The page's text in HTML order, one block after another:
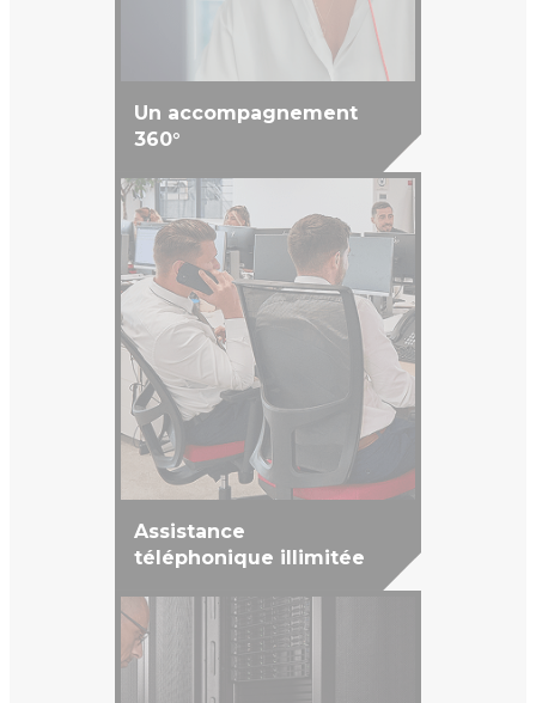
Un accompagnement
360°
Assistance
téléphonique illimitée